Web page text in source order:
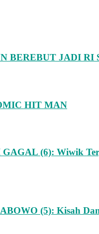
BEREBUT JADI RI
HIT MAN
(6): Wiwik
(5): Kisah